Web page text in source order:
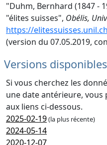
"Duhm, Bernhard (1847 -
"élites suisses", Obélis,
https://
(version du 07.05.2019,
Versions disponibles
Si vous cherchez les
une date antérieure,
aux liens ci-dessous.
2025-02-19(la plus récente)
2024-05-14
2020-12-07